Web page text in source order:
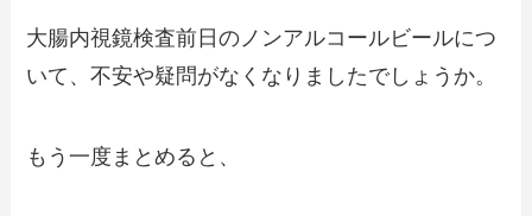
大腸内視鏡検査前日のノンアルコールビールにつ
いて、不安や疑問がなくなりましたでしょうか。
もう一度まとめると、